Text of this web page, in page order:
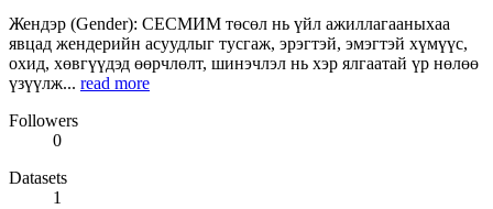
Жендэр (Gender): СЕСМИМ төсөл нь үйл ажиллагааныхаа
явцад жендерийн асуудлыг тусгаж, эрэгтэй, эмэгтэй хүмүүс,
охид, хөвгүүдэд өөрчлөлт, шинэчлэл нь хэр ялгаатай үр нөлөө
үзүүлж... read more
Followers
0
Datasets
1